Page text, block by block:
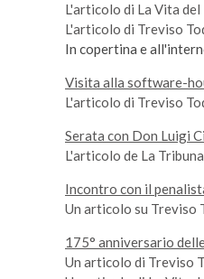
L'articolo di La Vita
L'articolo di Treviso
In copertina e
Visita alla software-
L'articolo di Treviso
Serata con Don Luigi
L'articolo de La
Incontro con il
Un articolo su Treviso
175° anniversario
Un articolo di Treviso